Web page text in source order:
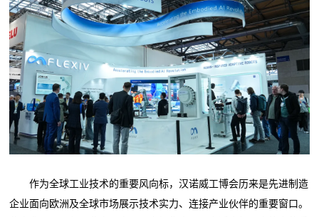
作为全球工业技术的重要风向标，汉诺威工博会历来是先进制造
企业面向欧洲及全球市场展示技术实力、连接产业伙伴的重要窗口。